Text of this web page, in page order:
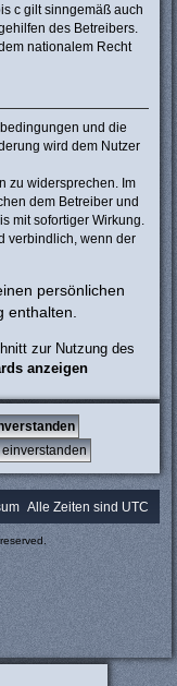
c gilt sinngemäß auch
des Betreibers.
nationalem Recht
und die
wird dem Nutzer
zu widersprechen. Im
dem Betreiber und
mit sofortiger Wirkung.
verbindlich, wenn der
persönlichen
enthalten.
zur Nutzung des
anzeigen
Alle Zeiten sind UTC